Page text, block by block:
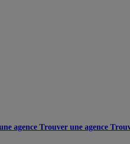
agence Trouver une agence